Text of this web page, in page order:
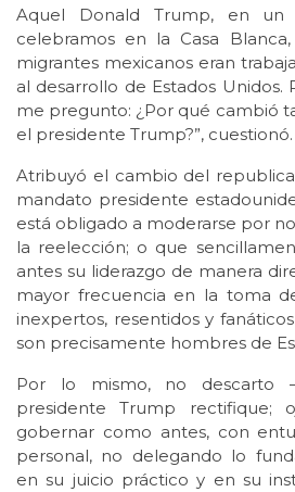
Aquel Donald Trump, en
celebramos en la Casa
migrantes mexicanos eran
al desarrollo de Estados Unidos.
me pregunto: ¿Por qué cambió
el presidente Trump?”, cuestionó.
Atribuyó el cambio del
mandato presidente
está obligado a moderarse por
la reelección; o que
antes su liderazgo de manera
mayor frecuencia en la toma
inexpertos, resentidos y
son precisamente hombres de
Por lo mismo, no descarto
presidente Trump rectifique;
gobernar como antes, con
personal, no delegando lo
en su juicio práctico y en su